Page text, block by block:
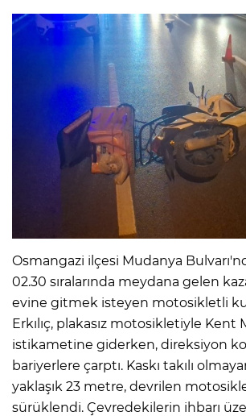
Osmangazi ilçesi Mudanya
02.30 sıralarında meydana gelen
evine gitmek isteyen motosikletli
Erkılıç, plakasız motosikletiyle Kent
istikametine giderken, direksiyon
bariyerlere çarptı. Kaskı takılı
yaklaşık 23 metre, devrilen
sürüklendi. Çevredekilerin ihbarı